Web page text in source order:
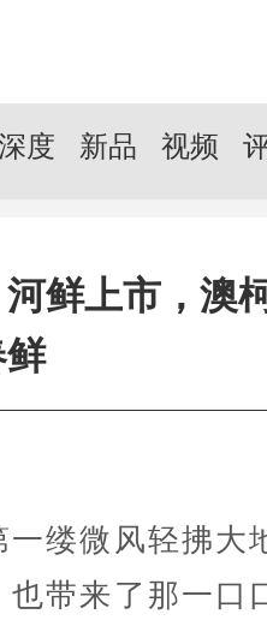
度 新品 视频
鲜上市，澳
缕微风轻拂大
也带来了那一口